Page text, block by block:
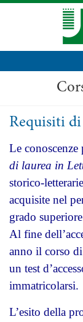
Requisiti
Le conoscenze
di laurea in
storico-
acquisite nel
grado
Al fine
anno il corso
un test
immatricolarsi.
L’esito della